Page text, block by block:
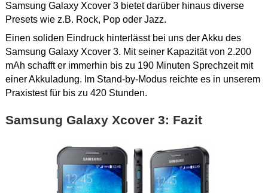
Samsung Galaxy Xcover 3 bietet darüber hinaus diverse
Presets wie z.B. Rock, Pop oder Jazz.
Einen soliden Eindruck hinterlässt bei uns der Akku des
Samsung Galaxy Xcover 3. Mit seiner Kapazität von 2.200
mAh schafft er immerhin bis zu 190 Minuten Sprechzeit mit
einer Akkuladung. Im Stand-by-Modus reichte es in unserem
Praxistest für bis zu 420 Stunden.
Samsung Galaxy Xcover 3: Fazit